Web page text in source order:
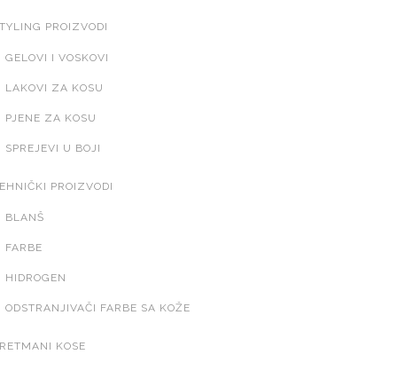
PROIZVODI
GELOVI I VOSKOVI
LAKOVI ZA KOSU
PJENE ZA KOSU
SPREJEVI U BOJI
PROIZVODI
BLANŠ
FARBE
HIDROGEN
ODSTRANJIVAČI FARBE SA KOŽE
KOSE